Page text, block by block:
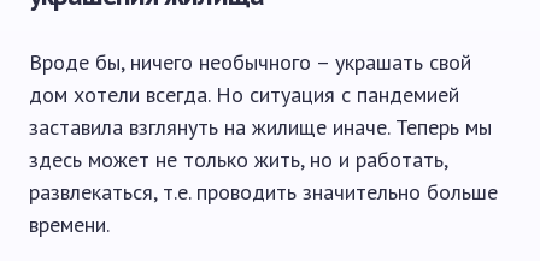
Вроде бы, ничего необычного – украшать свой
дом хотели всегда. Но ситуация с пандемией
заставила взглянуть на жилище иначе. Теперь мы
здесь может не только жить, но и работать,
развлекаться, т.е. проводить значительно больше
времени.